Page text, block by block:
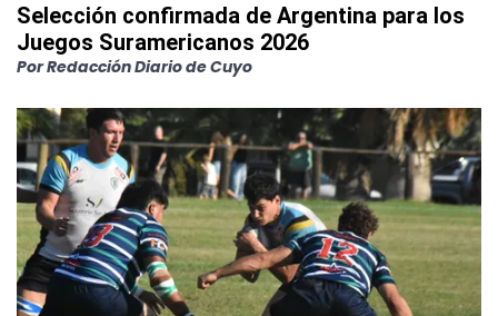
Selección confirmada de Argentina para los
Juegos Suramericanos 2026
PorRedacción Diario de Cuyo